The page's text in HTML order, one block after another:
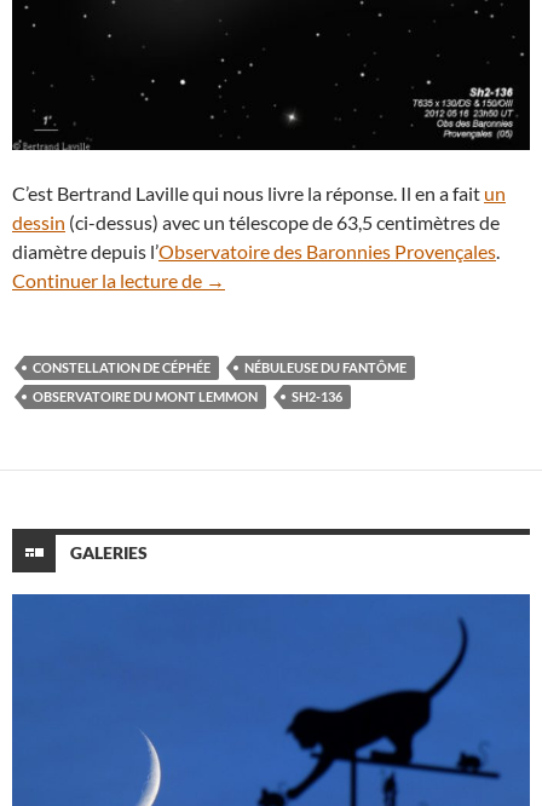
C’est Bertrand Laville qui nous livre la réponse. Il en a fait un
dessin (ci-dessus) avec un télescope de 63,5 centimètres de
diamètre depuis l’Observatoire des Baronnies Provençales.
Continuer la lecture de Des étoiles vont naître dans la
→
CONSTELLATION DE CÉPHÉE
NÉBULEUSE DU FANTÔME
OBSERVATOIRE DU MONT LEMMON
SH2-136
GALERIES